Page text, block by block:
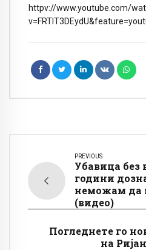
httpv://www.youtube.com/
PREVIOUS
Убавица без
години
неможам да
(видео)
Погледнете го
на